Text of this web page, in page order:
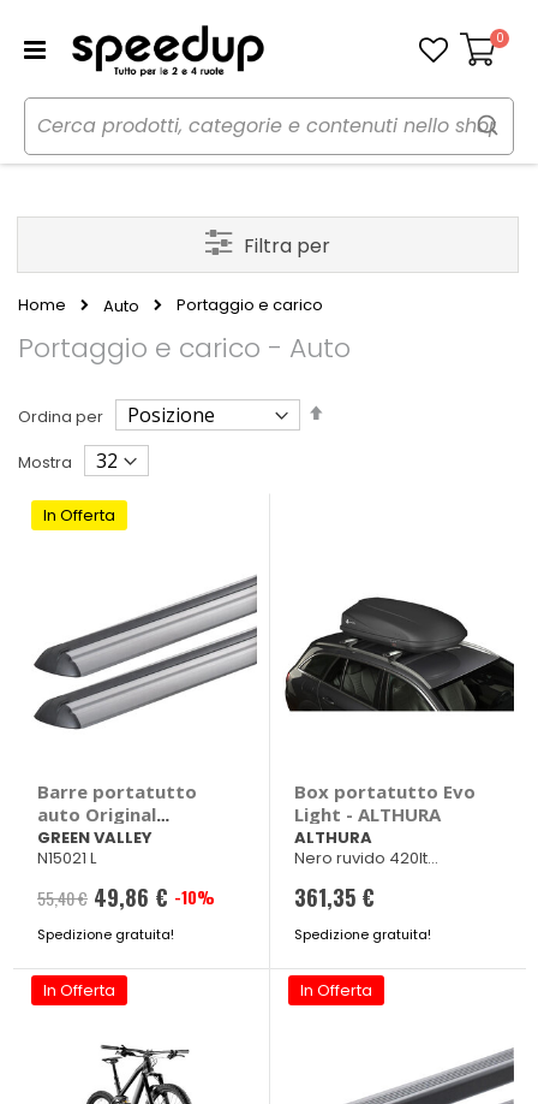
Carrello
0
Home Auto Portaggio e carico
Portaggio e carico - Auto
Ordina per
Imposta
Mostra
In Offerta
Barre portatutto
auto Original
Alluminio
GREEN VALLEY
N15021 L
55,40 € 49,86 € -10%
Spedizione gratuita!
Box portatutto Evo
Light - ALTHURA
ALTHURA
Nero ruvido 420lt
kg
361,35 €
Spedizione gratuita!
In Offerta In Offerta
Filtra per